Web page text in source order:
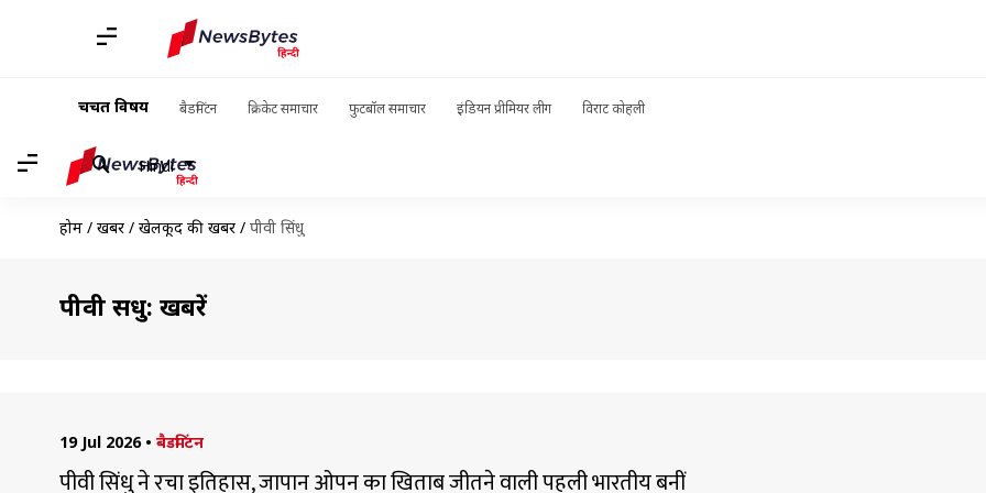
चर्चित विषय बैडमिंटन क्रिकेट समाचार फुटबॉल समाचार इंडियन प्रीमियर लीग विराट कोहली
Hindi
होम / खबरें / खेलकूद की खबरें / पीवी सिंधु
पीवी सिंधु: खबरें
19 Jul 2026 • बैडमिंटन
पीवी सिंधु ने रचा इतिहास, जापान ओपन का खिताब जीतने वाली पहली भारतीय बनीं